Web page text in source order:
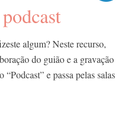
algum? Neste recurso,
do guião e a gravação
e passa pelas salas